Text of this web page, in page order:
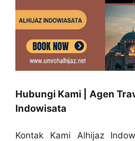
Hubungi Kami | Agen
Indowisata
Kontak Kami Alhijaz